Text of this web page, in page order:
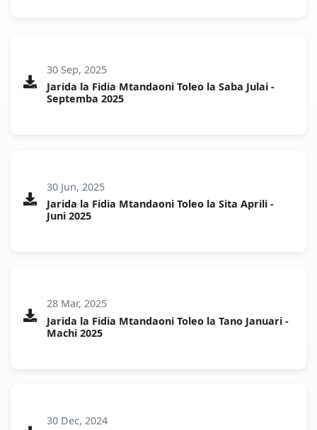
30 Sep, 2025
Jarida la Fidia Mtandaoni Toleo la Saba Julai -
Septemba 2025
30 Jun, 2025
Jarida la Fidia Mtandaoni Toleo la Sita Aprili -
Juni 2025
28 Mar, 2025
Jarida la Fidia Mtandaoni Toleo la Tano Januari -
Machi 2025
30 Dec, 2024